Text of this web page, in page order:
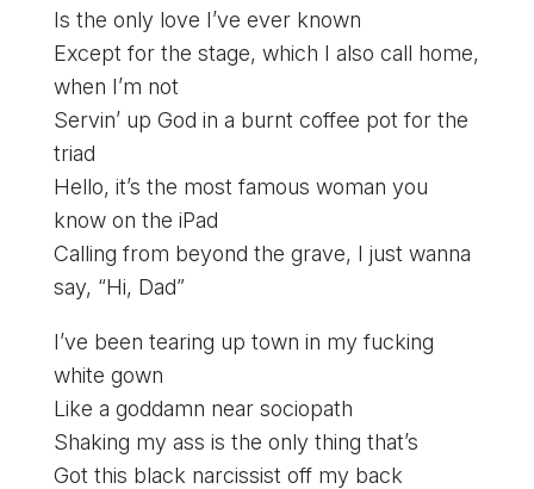
Is the only love I’ve ever known
Except for the stage, which I also call home,
when I’m not
Servin’ up God in a burnt coffee pot for the
triad
Hello, it’s the most famous woman you
know on the iPad
Calling from beyond the grave, I just wanna
say, “Hi, Dad”
I’ve been tearing up town in my fucking
white gown
Like a goddamn near sociopath
Shaking my ass is the only thing that’s
Got this black narcissist off my back